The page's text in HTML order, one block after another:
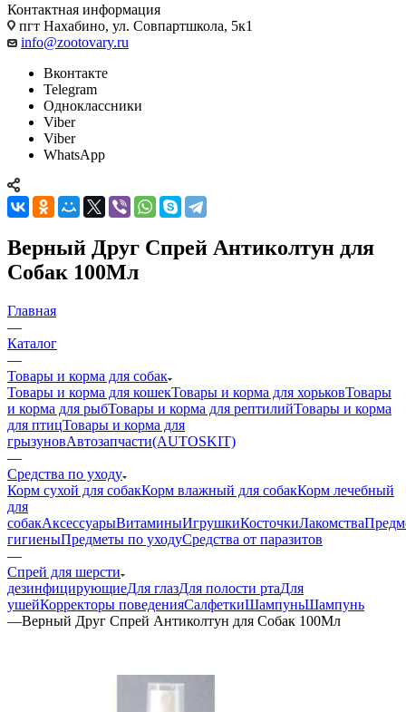
Контактная информация
пгт Нахабино, ул. Совпартшкола, 5к1
info@zootovary.ru
Вконтакте
Telegram
Одноклассники
Viber
Viber
WhatsApp
Верный Друг Спрей Антиколтун для
Собак 100Мл
Главная
—
Каталог
—
Товары и корма для собак
Товары и корма для кошекТовары и корма для хорьковТовары
и корма для рыбТовары и корма для рептилийТовары и корма
для птицТовары и корма для
грызуновАвтозапчасти(AUTOSKIT)
—
Средства по уходу
Корм сухой для собакКорм влажный для собакКорм лечебный
для
собакАксессуарыВитаминыИгрушкиКосточкиЛакомства
гигиеныПредметы по уходуСредства от паразитов
—
Спрей для шерсти
дезинфицирующиеДля глазДля полости ртаДля
ушейКорректоры поведенияСалфеткиШампуньШампунь
—Верный Друг Спрей Антиколтун для Собак 100Мл